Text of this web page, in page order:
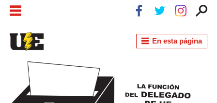
La Función del Delegado de UE con
Respecto a las Elecciones
En esta página